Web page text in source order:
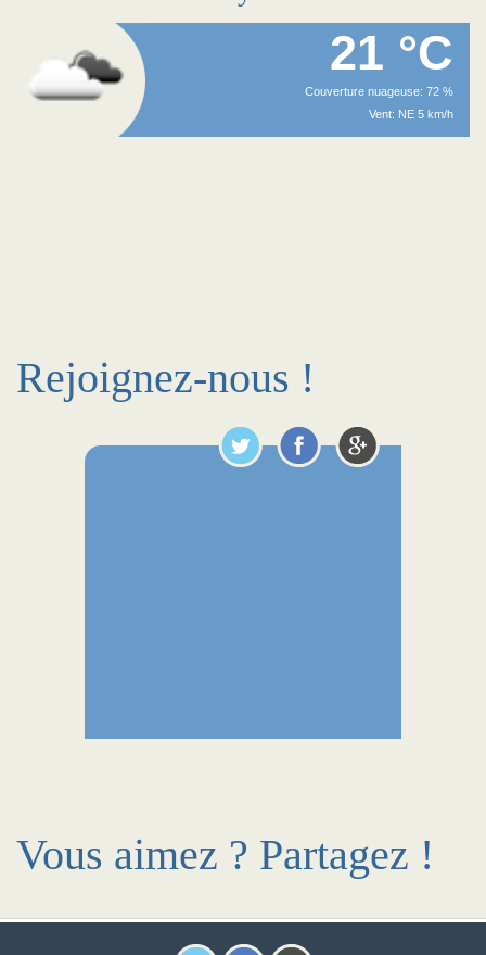
21 °C
Couverture nuageuse: 72 %
Vent: NE 5 km/h
Rejoignez-nous !
Vous aimez ? Partagez !